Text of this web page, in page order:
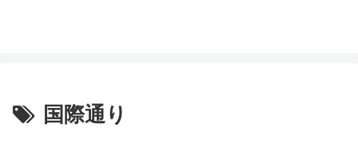
国際通り